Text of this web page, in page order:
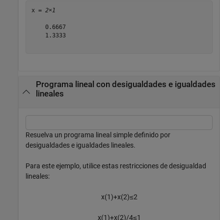
x = 2×1
    0.6667
    1.3333
Programa lineal con desigualdades e igualdades
lineales
Resuelva un programa lineal simple definido por
desigualdades e igualdades lineales.
Para este ejemplo, utilice estas restricciones de desigualdad
lineales:
x(1)+x(2)≤2
x(1)+x(2)/4≤1